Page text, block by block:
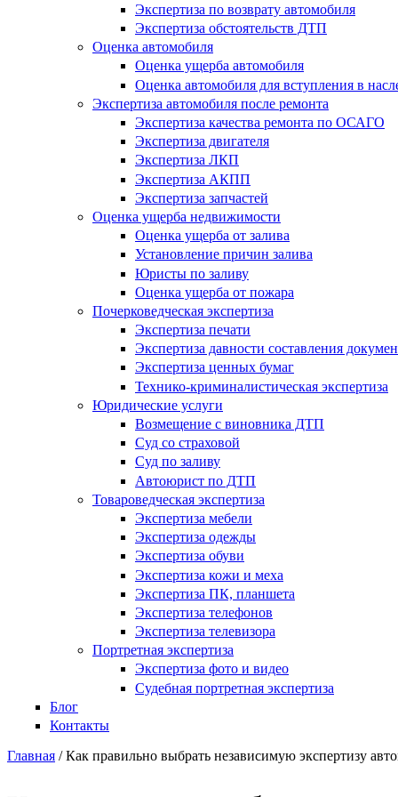
Экспертиза по возврату автомобиля
Экспертиза обстоятельств ДТП
Оценка автомобиля
Оценка ущерба автомобиля
Оценка автомобиля для вступления в
Экспертиза автомобиля после ремонта
Экспертиза качества ремонта по ОСАГО
Экспертиза двигателя
Экспертиза ЛКП
Экспертиза АКПП
Экспертиза запчастей
Оценка ущерба недвижимости
Оценка ущерба от залива
Установление причин залива
Юристы по заливу
Оценка ущерба от пожара
Почерковедческая экспертиза
Экспертиза печати
Экспертиза давности составления
Экспертиза ценных бумаг
Технико-криминалистическая экспертиза
Юридические услуги
Возмещение с виновника ДТП
Суд со страховой
Суд по заливу
Автоюрист по ДТП
Товароведческая экспертиза
Экспертиза мебели
Экспертиза одежды
Экспертиза обуви
Экспертиза кожи и меха
Экспертиза ПК, планшета
Экспертиза телефонов
Экспертиза телевизора
Портретная экспертиза
Экспертиза фото и видео
Судебная портретная экспертиза
Блог
Контакты
Главная /Как правильно выбрать независимую экспертизу